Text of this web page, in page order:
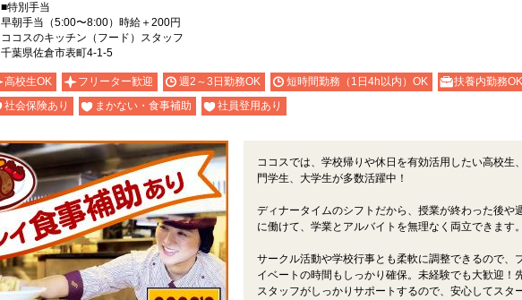
■特別手当
早朝手当（5:00〜8:00）時給＋200円
ココスのキッチン（フード）スタッフ
千葉県佐倉市表町4-1-5
高校生OK フリーター歓迎 週2～3日勤務OK 短時間勤務（1日4h以内）OK
扶養内勤務OK
社会保険あり まかない・食事補助 社員登用あり
ココスでは、学校帰りや休日を有効活用したい高校生
門学生、大学生が多数活躍中！
ディナータイムのシフトだから、授業が終わった後や
に働けて、学業とアルバイトを無理なく両立できます。
サークル活動や学校行事とも柔軟に調整できるので、
イベートの時間もしっかり確保。未経験でも大歓迎！
スタッフがしっかりサポートするので、安心してスタ